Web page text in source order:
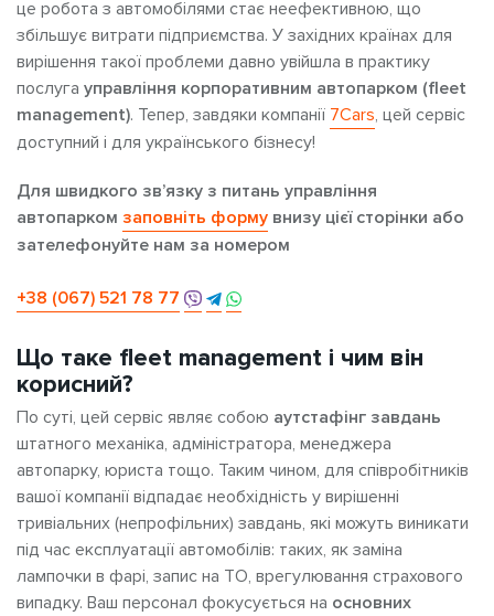
це робота з автомобілями стає неефективною, що
збільшує витрати підприємства. У західних країнах для
вирішення такої проблеми давно увійшла в практику
послуга управління корпоративним автопарком (fleet
management). Тепер, завдяки компанії 7Cars, цей сервіс
доступний і для українського бізнесу!
Для швидкого зв’язку з питань управління
автопарком заповніть форму внизу цієї сторінки або
зателефонуйте нам за номером
+38 (067) 521 78 77
Що таке fleet management і чим він
корисний?
По суті, цей сервіс являє собою аутстафінг завдань
штатного механіка, адміністратора, менеджера
автопарку, юриста тощо. Таким чином, для співробітників
вашої компанії відпадає необхідність у вирішенні
тривіальних (непрофільних) завдань, які можуть виникати
під час експлуатації автомобілів: таких, як заміна
лампочки в фарі, запис на ТО, врегулювання страхового
випадку. Ваш персонал фокусується на основних